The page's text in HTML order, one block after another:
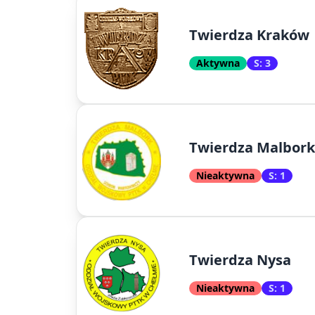
Twierdza Kraków
Aktywna S: 3
Twierdza Malbork
Nieaktywna S: 1
Twierdza Nysa
Nieaktywna S: 1